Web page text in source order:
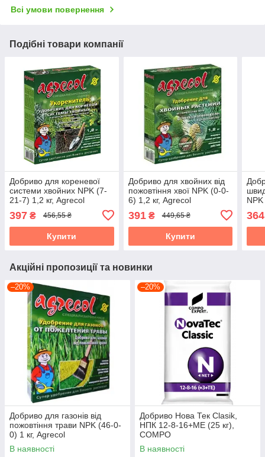
Всі умови повернення
Подібні товари компанії
Добриво для кореневої
системи хвойних NPK (7-
21-7) 1,2 кг, Agrecol
397 ₴ 456,55 ₴
Купити
Добриво для хвойних від
пожовтіння хвої NPK (0-0-
6) 1,2 кг, Agrecol
391₴ 449,65 ₴
Купити
364
Акційні пропозиції та новинки
–20%
Добриво для газонів від
пожовтіння трави NPK (46-0-
0) 1 кг, Agrecol
В наявності
–20%
Добриво Нова Тек Clasik,
НПК 12-8-16+МЕ (25 кг),
COMPO
В наявності